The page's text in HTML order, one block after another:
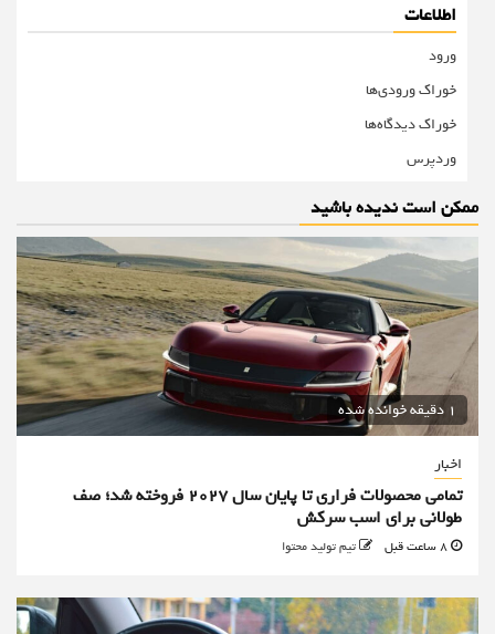
اطلاعات
ورود
خوراک ورودی‌ها
خوراک دیدگاه‌ها
وردپرس
ممکن است ندیده باشید
1 دقیقه خوانده شده
اخبار
تمامی محصولات فراری تا پایان سال ۲۰۲۷ فروخته شد؛ صف
طولانی برای اسب سرکش
تیم تولید محتوا